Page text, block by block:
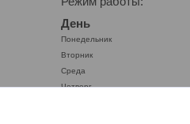
День
Понедельник
Вторник
Среда
Четверг